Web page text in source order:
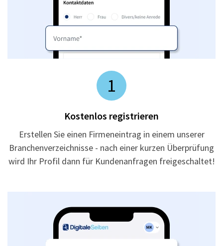
1
Kostenlos registrieren
Erstellen Sie einen Firmeneintrag in einem unserer
Branchenverzeichnisse - nach einer kurzen Überprüfung
wird Ihr Profil dann für Kundenanfragen freigeschaltet!